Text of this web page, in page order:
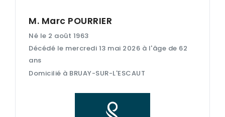
SES OBSÈQUES
SERVICES
Entretien de sépulture
Livraison de Fleurs Naturelles
NOTRE
M. Marc POURRIER
Né le 2 août 1963
Décédé le mercredi 13 mai 2026 à l'âge de 62
ans
Domicilié à BRUAY-SUR-L'ESCAUT